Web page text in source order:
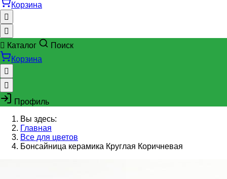
Корзина
Каталог
Поиск
Корзина
Профиль
Вы здесь:
Главная
Все для цветов
Бонсайница керамика Круглая Коричневая